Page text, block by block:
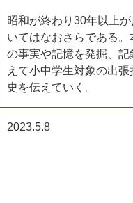
昭和が終わり30年以上
いてはなおさらである
の事実や記憶を発掘、
えて小中学生対象の出
史を伝えていく。
2023.5.8